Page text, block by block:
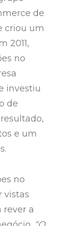
de
criou um
2011,
no
investiu
de
resultado,
e um
no
vistas
a